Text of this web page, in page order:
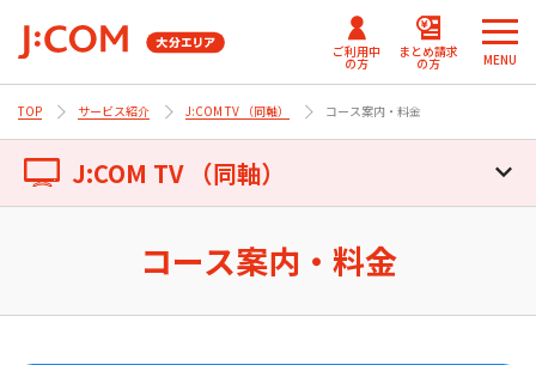
ご利用中
の方
ュ
ー
る
テレビ番組情報/プレゼン
ト・優待
Fun！J:COM
まとめ請求
の方
ュ
ー
る
J:COMまとめ請求
for NETFLIX
J:COMまとめ請求 for Disney+
MENU
TOP サービス紹介 J:COM TV （同軸） コース案内・料金
J:COM TV （同軸）
コース案内・料金
コース案内・料金